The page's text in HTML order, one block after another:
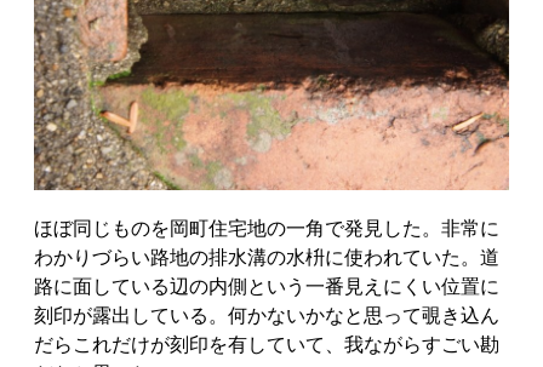
ほぼ同じものを岡町住宅地の一角で発見した。非常に
わかりづらい路地の排水溝の水枡に使われていた。道
路に面している辺の内側という一番見えにくい位置に
刻印が露出している。何かないかなと思って覗き込ん
だらこれだけが刻印を有していて、我ながらすごい勘